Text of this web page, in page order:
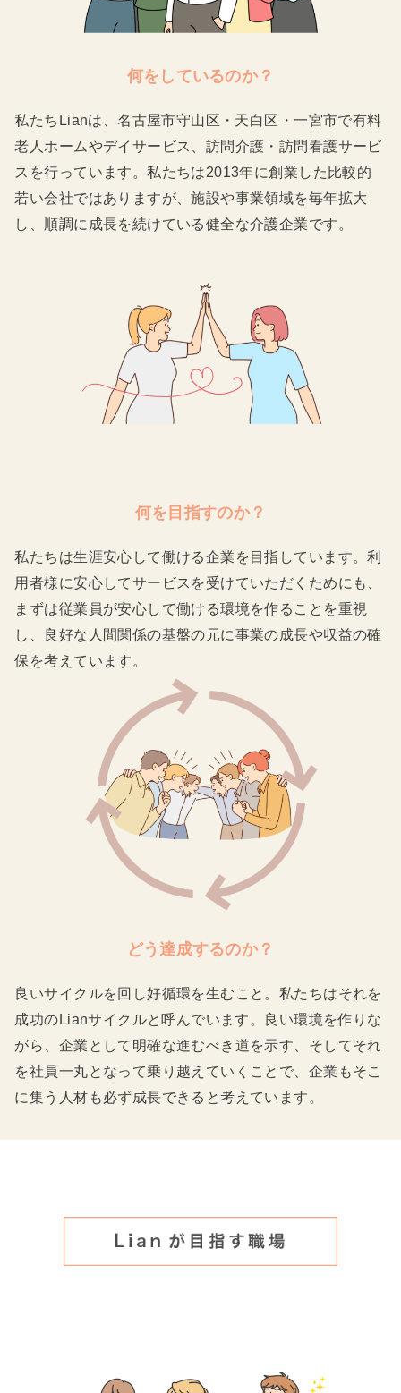
何をしているのか？
私たちLianは、名古屋市守山区・天白区・一宮市で有料
老人ホームやデイサービス、訪問介護・訪問看護サービ
スを行っています。私たちは2013年に創業した比較的
若い会社ではありますが、施設や事業領域を毎年拡大
し、順調に成長を続けている健全な介護企業です。
何を目指すのか？
私たちは生涯安心して働ける企業を目指しています。利
用者様に安心してサービスを受けていただくためにも、
まずは従業員が安心して働ける環境を作ることを重視
し、良好な人間関係の基盤の元に事業の成長や収益の確
保を考えています。
どう達成するのか？
良いサイクルを回し好循環を生むこと。私たちはそれを
成功のLianサイクルと呼んでいます。良い環境を作りな
がら、企業として明確な進むべき道を示す、そしてそれ
を社員一丸となって乗り越えていくことで、企業もそこ
に集う人材も必ず成長できると考えています。